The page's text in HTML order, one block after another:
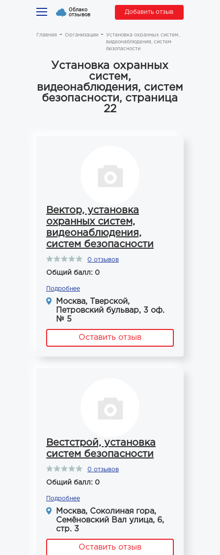
Облако
отзывов Добавить отзыв
Главная Организации
Установка охранных систем,
видеонаблюдения, систем
безопасности
Установка охранных
систем,
видеонаблюдения, систем
безопасности, страница
22
Вектор, установка
охранных систем,
видеонаблюдения,
систем безопасности
0 отзывов
Общий балл: 0
Подробнее
Москва, Тверской,
Петровский бульвар, 3 оф.
№ 5
Оставить отзыв
Вестстрой, установка
систем безопасности
0 отзывов
Общий балл: 0
Подробнее
Москва, Соколиная гора,
Семёновский Вал улица, 6,
стр. 3
Оставить отзыв